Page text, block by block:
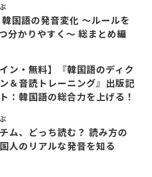
国語の発音変化 〜ルールを
分かりやすく〜 総まとめ編
イン・無料】『韓国語のディク
＆音読トレーニング』出版記
：韓国語の総合力を上げる！
ム、どっち読む？ 読み方の
人のリアルな発音を知る